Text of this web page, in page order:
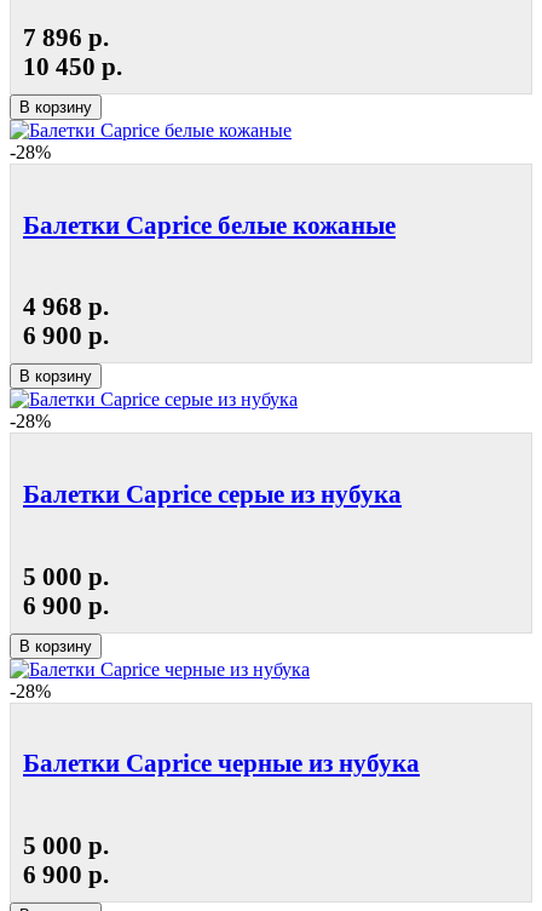
7 896 р.
10 450 р.
В корзину
-28%
Балетки Caprice белые кожаные
4 968 р.
6 900 р.
В корзину
-28%
Балетки Caprice серые из нубука
5 000 р.
6 900 р.
В корзину
-28%
Балетки Caprice черные из нубука
5 000 р.
6 900 р.